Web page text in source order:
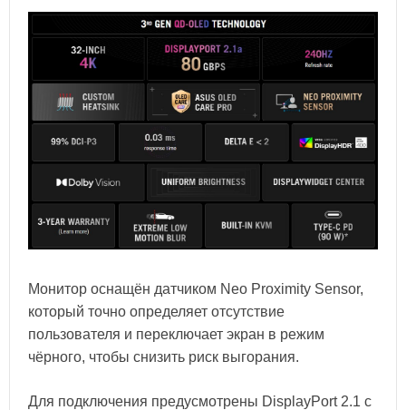
Монитор оснащён датчиком Neo Proximity Sensor,
который точно определяет отсутствие
пользователя и переключает экран в режим
чёрного, чтобы снизить риск выгорания.
Для подключения предусмотрены DisplayPort 2.1 с